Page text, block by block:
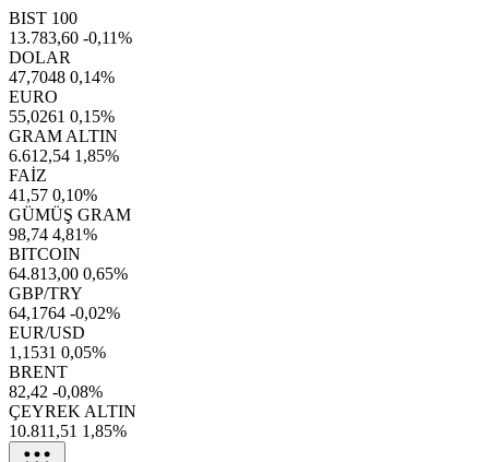
BIST 100
13.783,60 -0,11%
DOLAR
47,7048 0,14%
EURO
55,0261 0,15%
GRAM ALTIN
6.612,54 1,85%
FAİZ
41,57 0,10%
GÜMÜŞ GRAM
98,74 4,81%
BITCOIN
64.813,00 0,65%
GBP/TRY
64,1764 -0,02%
EUR/USD
1,1531 0,05%
BRENT
82,42 -0,08%
ÇEYREK ALTIN
10.811,51 1,85%